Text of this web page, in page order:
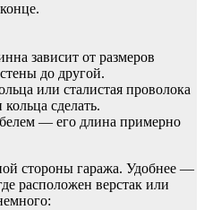
зависит от размеров
до другой.
или сталистая проволока
сделать.
— его длина примерно
стороны гаража. Удобнее —
расположен верстак или